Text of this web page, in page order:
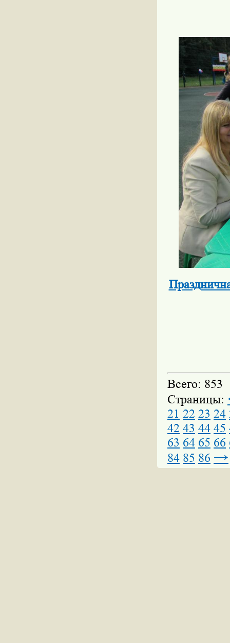
Всего: 853
Страницы:
21 22 23 24
42 43 44 45
63 64 65 66
84 85 86 →